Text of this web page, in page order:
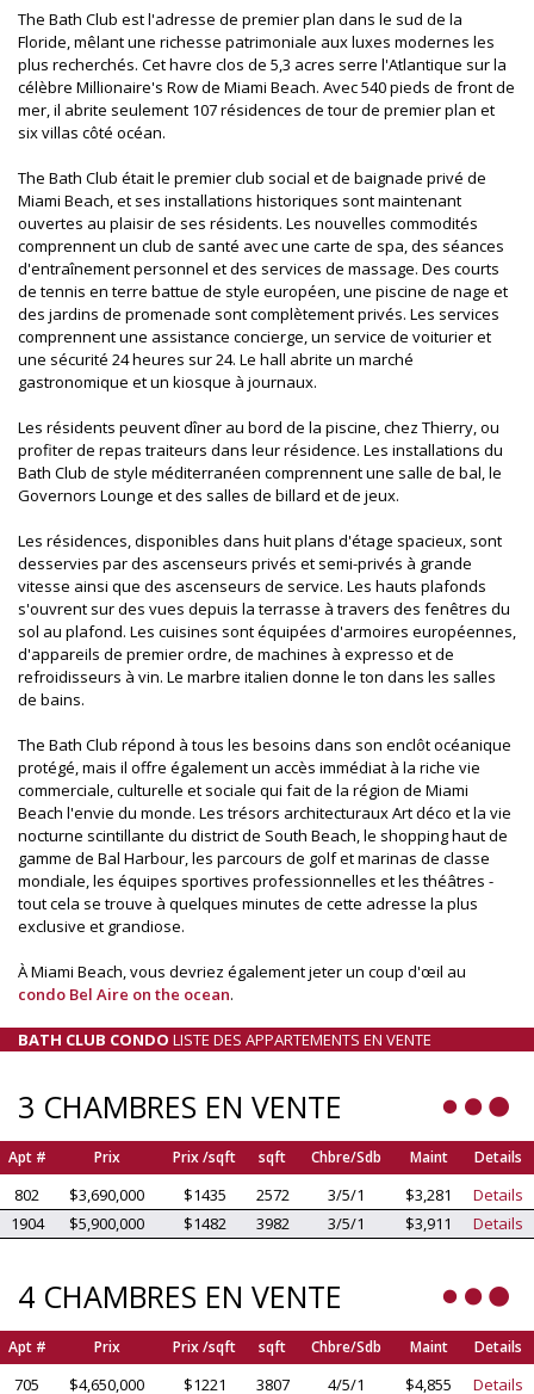
The Bath Club est l'adresse de premier plan dans le sud de la
Floride, mêlant une richesse patrimoniale aux luxes modernes les
plus recherchés. Cet havre clos de 5,3 acres serre l'Atlantique sur la
célèbre Millionaire's Row de Miami Beach. Avec 540 pieds de front de
mer, il abrite seulement 107 résidences de tour de premier plan et
six villas côté océan.
The Bath Club était le premier club social et de baignade privé de
Miami Beach, et ses installations historiques sont maintenant
ouvertes au plaisir de ses résidents. Les nouvelles commodités
comprennent un club de santé avec une carte de spa, des séances
d'entraînement personnel et des services de massage. Des courts
de tennis en terre battue de style européen, une piscine de nage et
des jardins de promenade sont complètement privés. Les services
comprennent une assistance concierge, un service de voiturier et
une sécurité 24 heures sur 24. Le hall abrite un marché
gastronomique et un kiosque à journaux.
Les résidents peuvent dîner au bord de la piscine, chez Thierry, ou
profiter de repas traiteurs dans leur résidence. Les installations du
Bath Club de style méditerranéen comprennent une salle de bal, le
Governors Lounge et des salles de billard et de jeux.
Les résidences, disponibles dans huit plans d'étage spacieux, sont
desservies par des ascenseurs privés et semi-privés à grande
vitesse ainsi que des ascenseurs de service. Les hauts plafonds
s'ouvrent sur des vues depuis la terrasse à travers des fenêtres du
sol au plafond. Les cuisines sont équipées d'armoires européennes,
d'appareils de premier ordre, de machines à expresso et de
refroidisseurs à vin. Le marbre italien donne le ton dans les salles
de bains.
The Bath Club répond à tous les besoins dans son enclôt océanique
protégé, mais il offre également un accès immédiat à la riche vie
commerciale, culturelle et sociale qui fait de la région de Miami
Beach l'envie du monde. Les trésors architecturaux Art déco et la vie
nocturne scintillante du district de South Beach, le shopping haut de
gamme de Bal Harbour, les parcours de golf et marinas de classe
mondiale, les équipes sportives professionnelles et les théâtres -
tout cela se trouve à quelques minutes de cette adresse la plus
exclusive et grandiose.
À Miami Beach, vous devriez également jeter un coup d'œil au
condo Bel Aire on the ocean.
BATH CLUB CONDO LISTE DES APPARTEMENTS EN VENTE
3 CHAMBRES EN VENTE
Apt # Prix Prix /sqft sqft Chbre/Sdb Maint Details
802 $3,690,000 $1435 2572 3/5/1 $3,281
Details
1904
$5,900,000 $1482 3982 3/5/1 $3,911 Details
4 CHAMBRES EN VENTE
Apt # Prix Prix /sqft sqft Chbre/Sdb Maint Details
705 $4,650,000 $1221 3807 4/5/1 $4,855 Details